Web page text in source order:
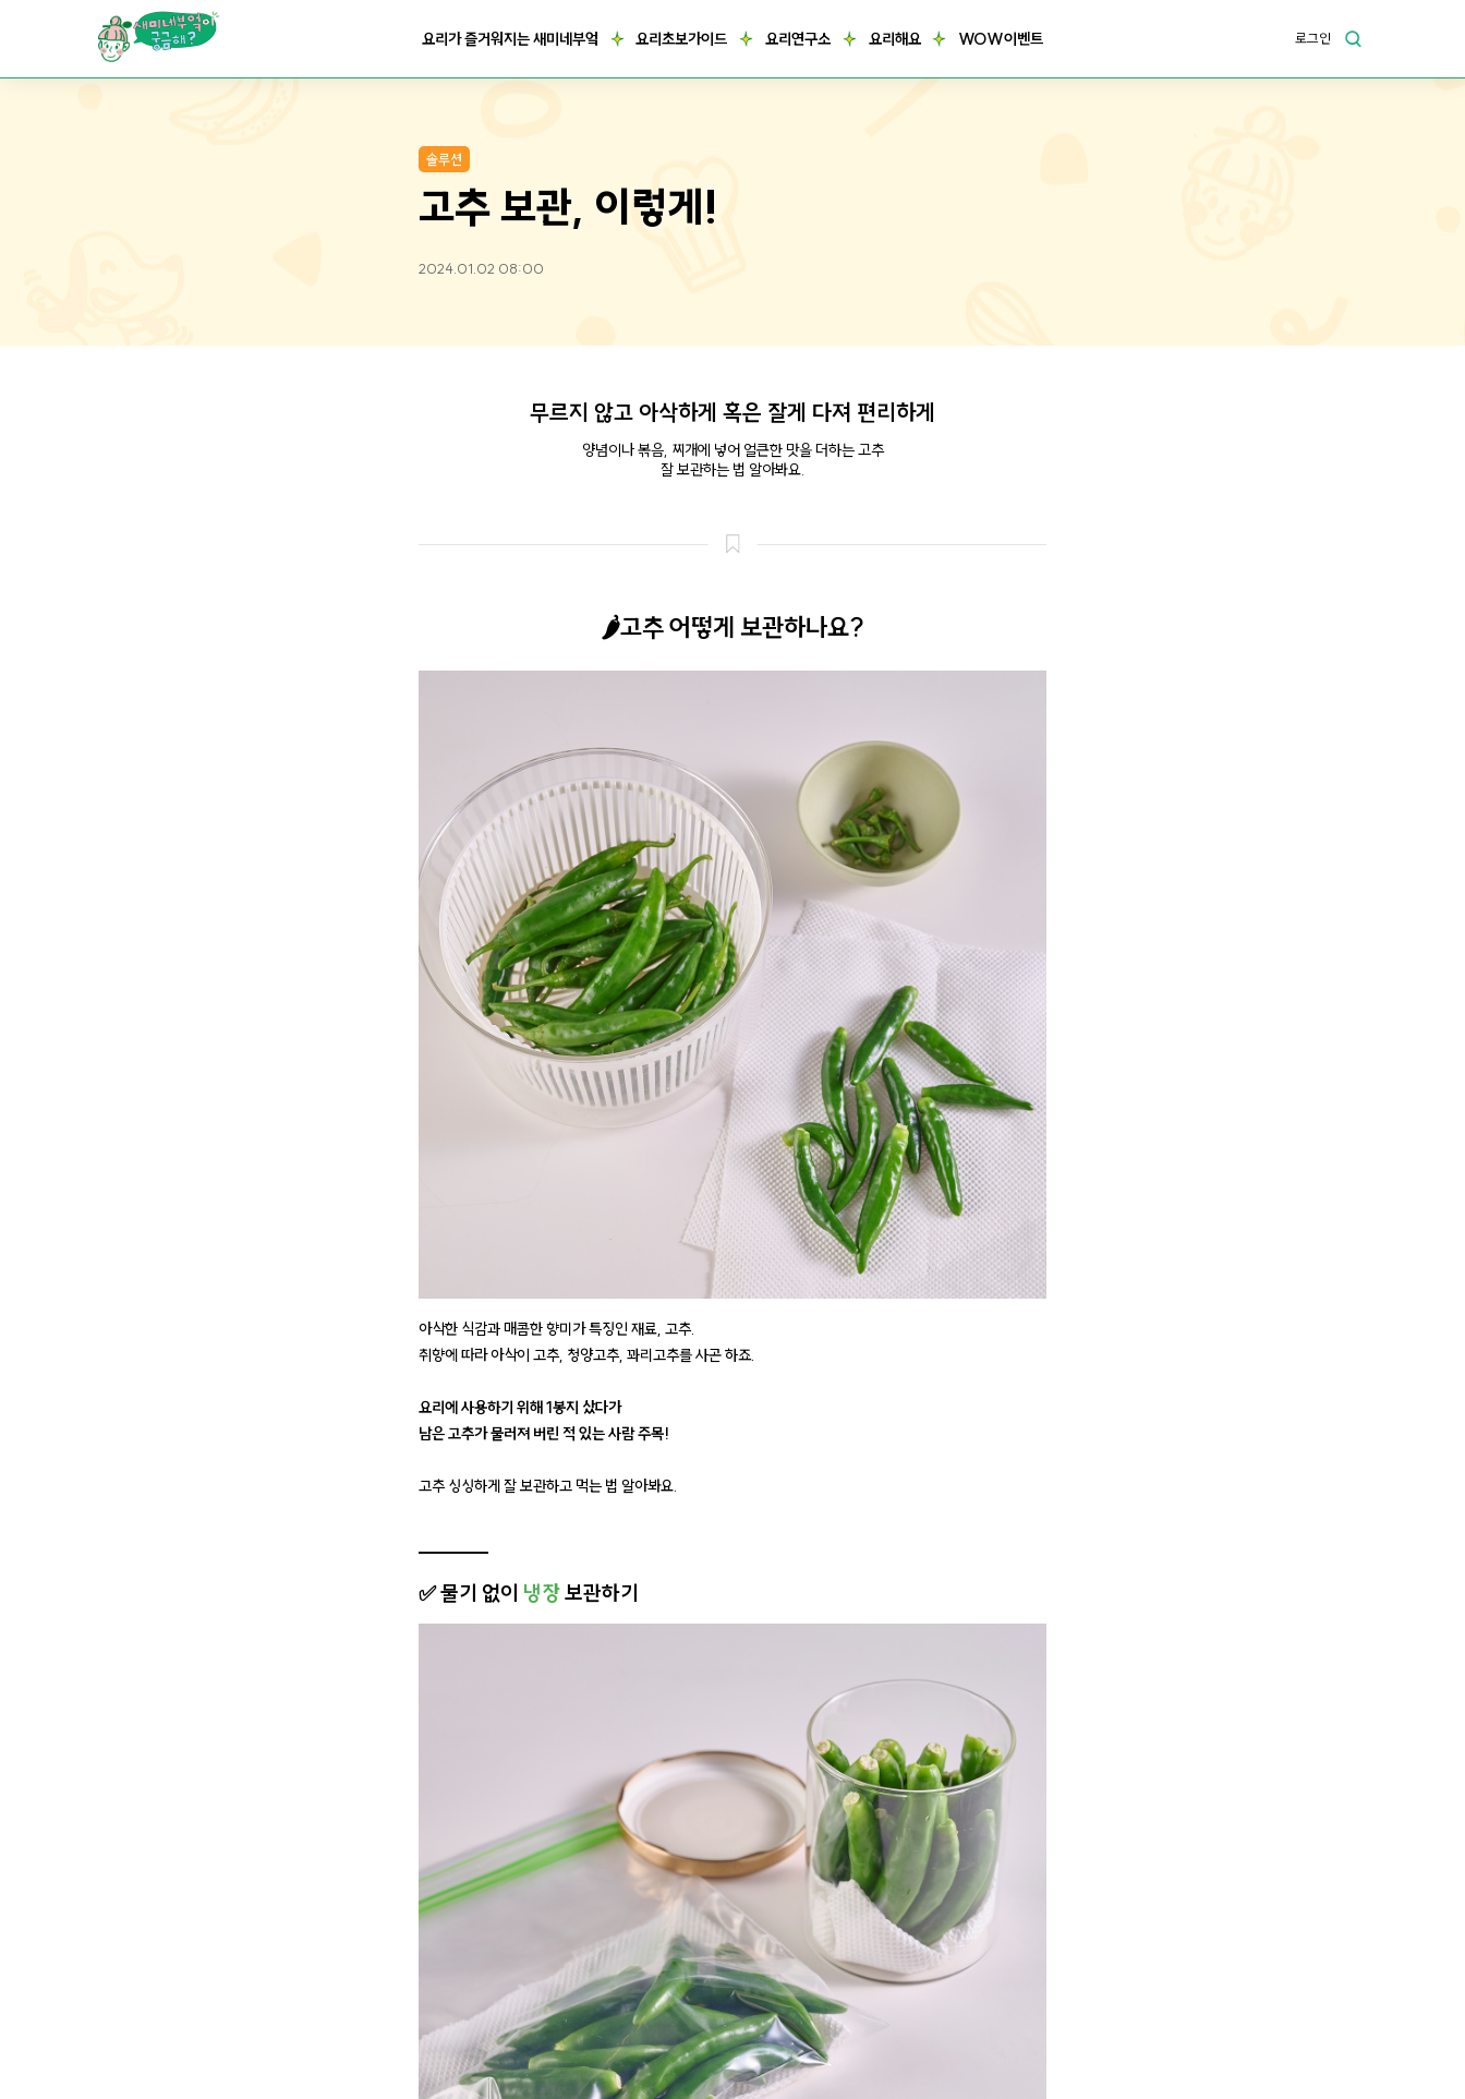
요리가 즐거워지는 새미네부엌 요리초보가이드 요리연구소 요리해요 WOW이벤트 로그인
솔루션
고추 보관, 이렇게!
2024.01.02 08:00
무르지 않고 아삭하게 혹은 잘게 다져 편리하게
양념이나 볶음, 찌개에 넣어 얼큰한 맛을 더하는 고추
잘 보관하는 법 알아봐요.
🌶️고추 어떻게 보관하나요?
아삭한 식감과 매콤한 향미가 특징인 재료, 고추.
취향에 따라 아삭이 고추, 청양고추, 꽈리고추를 사곤 하죠.
요리에 사용하기 위해 1봉지 샀다가
남은 고추가 물러져 버린 적 있는 사람 주목!
고추 싱싱하게 잘 보관하고 먹는 법 알아봐요.
✅ 물기 없이 냉장보관하기